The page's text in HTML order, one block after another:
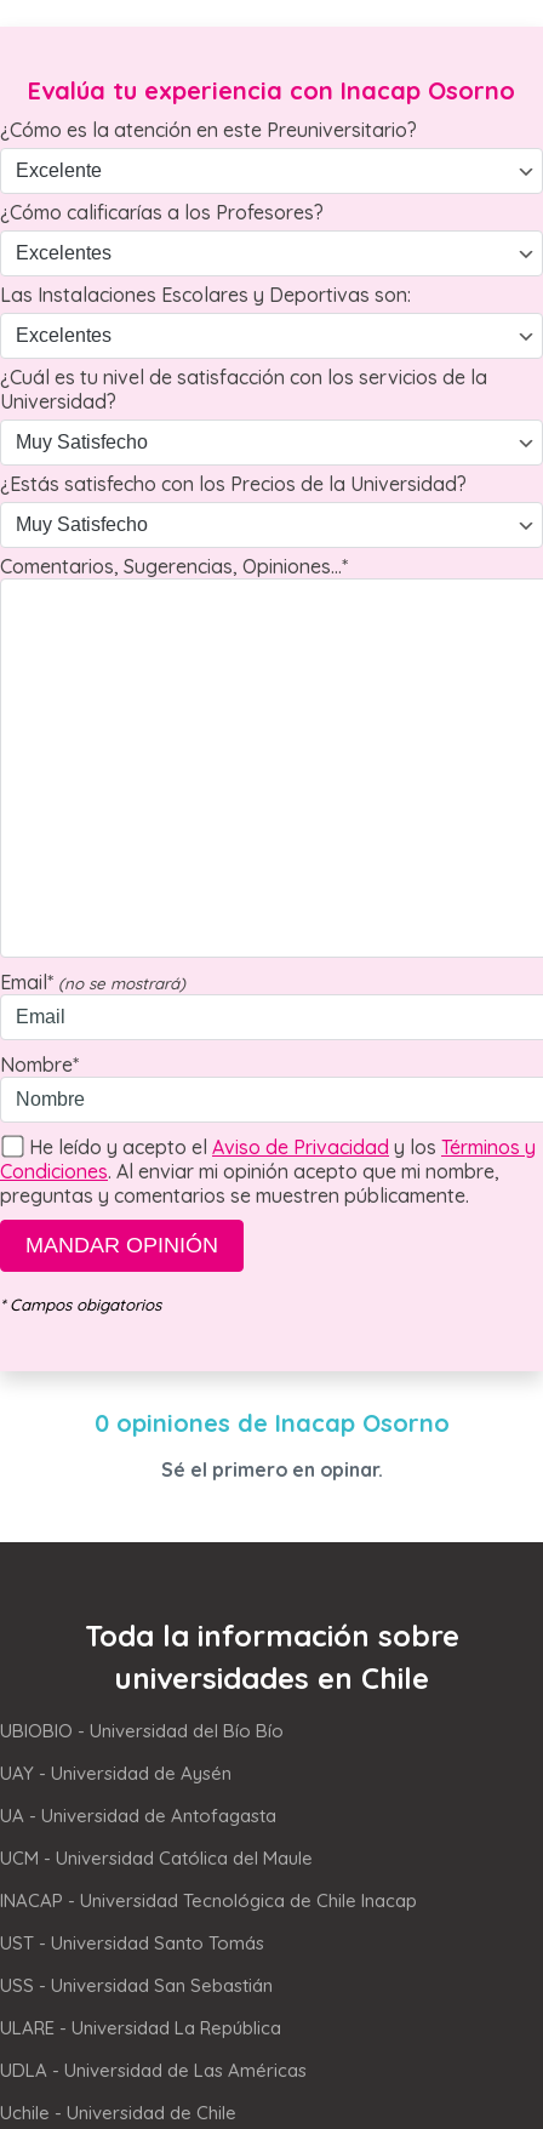
Evalúa tu experiencia con Inacap Osorno
¿Cómo es la atención en este Preuniversitario?
¿Cómo calificarías a los Profesores?
Las Instalaciones Escolares y Deportivas son:
¿Cuál es tu nivel de satisfacción con los servicios de la
Universidad?
¿Estás satisfecho con los Precios de la Universidad?
Comentarios, Sugerencias, Opiniones...*
Email* (no se mostrará)
Nombre*
He leído y acepto el Aviso de Privacidad y los Términos y
Condiciones. Al enviar mi opinión acepto que mi nombre,
preguntas y comentarios se muestren públicamente.
MANDAR OPINIÓN
* Campos obigatorios
0 opiniones de Inacap Osorno
Sé el primero en opinar.
Toda la información sobre
universidades en Chile
UBIOBIO - Universidad del Bío Bío
UAY - Universidad de Aysén
UA - Universidad de Antofagasta
UCM - Universidad Católica del Maule
INACAP - Universidad Tecnológica de Chile Inacap
UST - Universidad Santo Tomás
USS - Universidad San Sebastián
ULARE - Universidad La República
UDLA - Universidad de Las Américas
Uchile - Universidad de Chile